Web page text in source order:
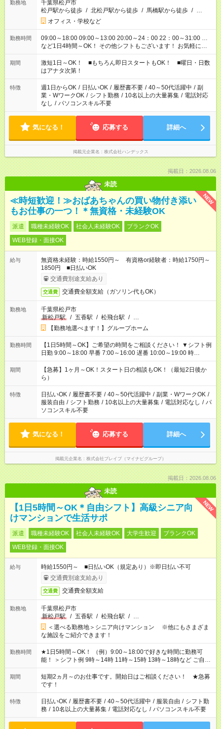
勤務地
千葉県松戸市
松戸駅から徒歩 / 北松戸駅から徒歩 / 馬橋駅から徒歩 / …
オフィス・学校など
勤務時間
09:00～18:00 09:00～13:00 20:00～24：00 22：00～31:00 …
など1日4時間～OK！ その他シフトもございます！ お気軽にご
相談ください！
期間
激短1日～OK！ ■もちろん即日スタートもOK！ ■曜日・日数
はアナタ次第！
特徴 週1日からOK / 日払いOK / 履歴書不要 / 40～50代活躍中 / 副
業・WワークOK / シフト勤務 / 10名以上の大量募集 / 電話対応
なし / パソコンスキル不要
気になる！ 応募する 詳細へ
掲載元企業名 株式会社ハンデックス
掲載日：2026.08.06
未読
NEW
≪時短歓迎！≫おばあちゃんの買い物付き添い
もお仕事の一つ！＊無資格・未経験OK
派遣 職種未経験OK 社会人未経験OK
ブランクOK
WEB登録・面接OK
給与
無資格未経験：時給1550円～ 有資格or経験者：時給1750円～
1850円 ■日払いOK
交通費別途支給あり
交通費 交通費全額支給（ガソリン代もOK）
勤務地
千葉県松戸市
新松戸駅
/ 五香駅 / 松飛台駅 / …
【勤務地選べます！】グループホーム
勤務時間
【1日5時間～OK】ご希望の時間をご相談ください！ ▼シフト例
日勤 9:00～18:00 早番 7:00～16:00 遅番 10:00～19:00 時
短 10:00～15:00 上記はあくまで一例です。 「夕方までには帰宅
しておきたい」 「朝はゆっくりのスタートがいい」 「お昼の時
間を有効に使いたい」 など、ご希望があれば教えてください
ね。
期間
【急募】1ヶ月～OK！スタート日の相談もOK！（最短2日後か
ら）
特徴 日払いOK / 履歴書不要 / 40～50代活躍中 / 副業・WワークOK /
服装自由 / シフト勤務 / 10名以上の大量募集 / 電話対応なし / パ
ソコンスキル不要
気になる！ 応募する 詳細へ
掲載元企業名 株式会社ブレイブ（マイナビグループ）
掲載日：2026.08.06
未読
NEW
【1日5時間～OK＊自由シフト】高級シニア向
けマンションで生活サポ
派遣 職種未経験OK 社会人未経験OK 大学生歓迎
ブランクOK
WEB登録・面接OK
給与
時給1550円～ ■日払いOK（規定あり）※即日払い不可
交通費別途支給あり
交通費 交通費全額支給
勤務地
千葉県松戸市
新松戸駅
/ 五香駅 / 松飛台駅 / …
＜選べる勤務地＞シニア向けマンション ※他にもさまざま
な施設をご紹介できます！
勤務時間
★1日5時間～OK！ （例）9:00～18:00で好きな時間に勤務可
能！ ＞シフト例 9時～14時 11時～15時 13時～18時など ご自身
のご都合に合わせて勤務時間をご相談ください！ ★家庭の都合
でお休みや時間の調整が必要な場合も遠慮なくご相談くださ
い。
期間
短期2ヵ月～のお仕事です。開始日はご相談ください！ ★急募
です！
特徴 日払いOK / 履歴書不要 / 40～50代活躍中 / 服装自由 / シフト勤
務 / 10名以上の大量募集 / 電話対応なし / パソコンスキル不要